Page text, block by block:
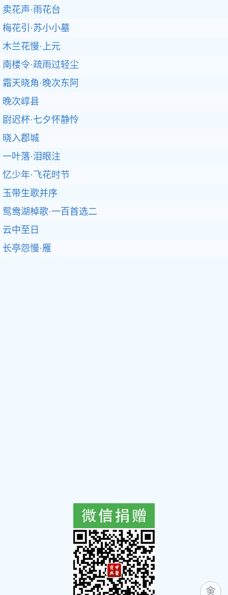
卖花声·雨花台
梅花引·苏小小墓
木兰花慢·上元
南楼令·疏雨过轻尘
霜天晓角·晚次东阿
晚次崞县
尉迟杯·七夕怀静怜
晓入郡城
一叶落·泪眼注
忆少年·飞花时节
玉带生歌并序
鸳鸯湖棹歌·一百首选二
云中至日
长亭怨慢·雁